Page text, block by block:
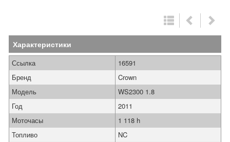
Характеристики
Ссылка
16591
Бренд
Crown
Модель
WS2300 1.8
Год
2011
Моточасы
1 118 h
Топливо
NC